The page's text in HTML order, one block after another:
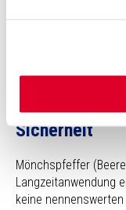
wie
Einnahme von
Sicherheit
Mönchspfeffer
Langzeitanwendung
keine